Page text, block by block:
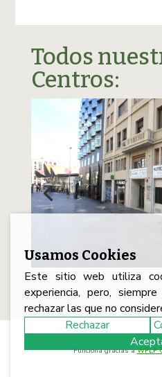
Todos
Centros:
Usamos Cookies
Este sitio web utiliza
experiencia, pero,
rechazar las que no
Rechazar
Funciona gracias aWPLP